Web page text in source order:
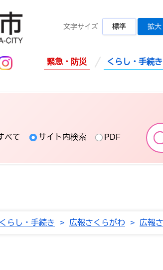
公式YouTube
桜川市公式LINE
Instagram
文字サイズ 標準 拡大
緊急・防災 くらし・手続き
べて サイト内検索 PDF
くらし・手続き > 広報さくらがわ > 広報